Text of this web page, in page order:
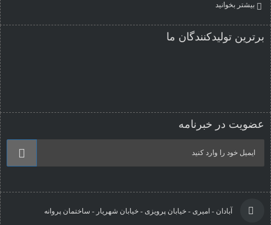
بیشتر بخوانید
برترین تولیدکنندگان ما
عضویت در خبرنامه
آبادان - امیری - خیابان پرویزی - خیابان شهریار - ساختمان پروانه